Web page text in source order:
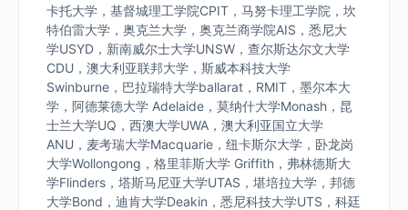
卡托大学，基督城理工学院CPIT，马努卡理工学院，坎
特伯雷大学，奥克兰大学，奥克兰商学院AIS，悉尼大
学USYD，新南威尔士大学UNSW，查尔斯达尔文大学
CDU，澳大利亚联邦大学，斯威本科技大学
Swinburne，巴拉瑞特大学ballarat，RMIT，墨尔本大
学，阿德莱德大学 Adelaide，莫纳什大学Monash，昆
士兰大学UQ，西澳大学UWA，澳大利亚国立大学
ANU，麦考瑞大学Macquarie，纽卡斯尔大学，卧龙岗
大学Wollongong，格里菲斯大学 Griffith，弗林德斯大
学Flinders，塔斯马尼亚大学UTAS，堪培拉大学，邦德
大学Bond，迪肯大学Deakin，悉尼科技大学UTS，科廷